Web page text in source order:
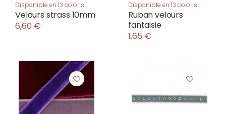
Disponible en 13 coloris
Velours strass 10mm
6,60 €
Disponible en 13 coloris
Ruban velours
fantaisie
1,65 €